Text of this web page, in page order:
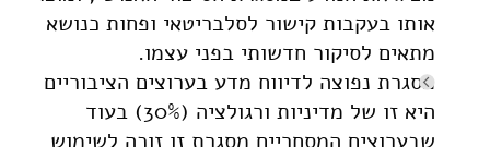
אותו בעקבות קישור לסלבריטאי ופחות כנושא
מתאים לסיקור חדשותי בפני עצמו.
מסגרת נפוצה לדיווח מדע בערוצים הציבוריים
היא זו של מדיניות ורגולציה (30%) בעוד